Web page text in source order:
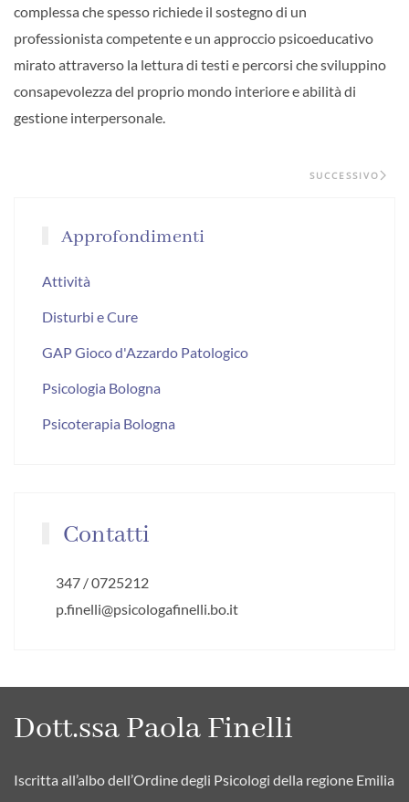
complessa che spesso richiede il sostegno di un
professionista competente e un approccio psicoeducativo
mirato attraverso la lettura di testi e percorsi che sviluppino
consapevolezza del proprio mondo interiore e abilità di
gestione interpersonale.
SUCCESSIVO
Approfondimenti
Attività
Disturbi e Cure
GAP Gioco d'Azzardo Patologico
Psicologia Bologna
Psicoterapia Bologna
Contatti
347 / 0725212
p.finelli@psicologafinelli.bo.it
Dott.ssa Paola Finelli
Iscritta all’albo dell’Ordine degli Psicologi della regione Emilia